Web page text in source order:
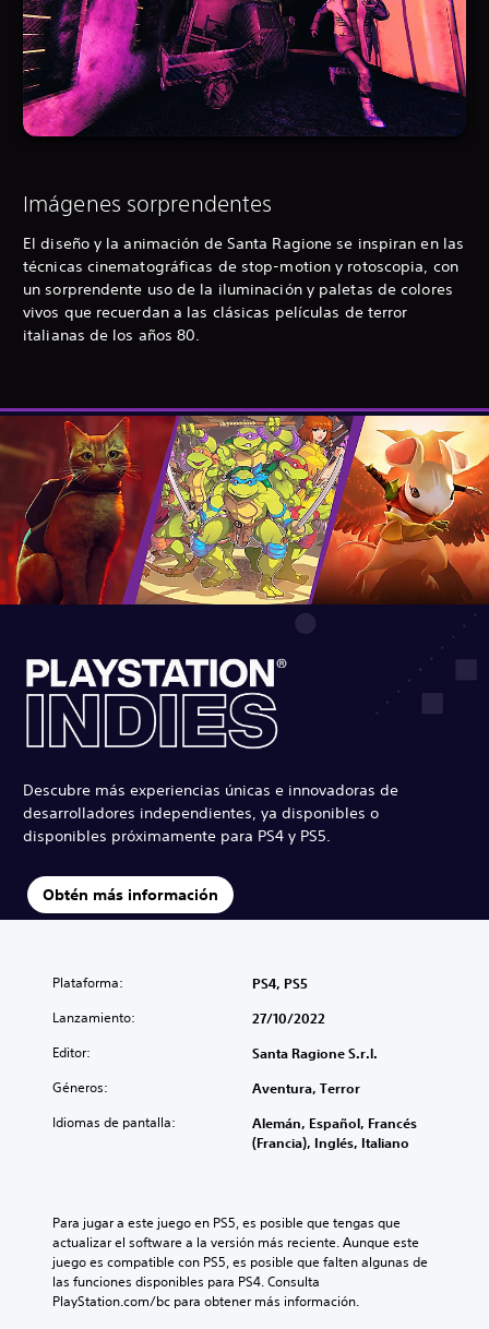
Imágenes sorprendentes
El diseño y la animación de Santa Ragione se inspiran en las
técnicas cinematográficas de stop-motion y rotoscopia, con
un sorprendente uso de la iluminación y paletas de colores
vivos que recuerdan a las clásicas películas de terror
italianas de los años 80.
Descubre más experiencias únicas e innovadoras de
desarrolladores independientes, ya disponibles o
disponibles próximamente para PS4 y PS5.
Obtén más información
Plataforma: PS4, PS5
Lanzamiento: 27/10/2022
Editor: Santa Ragione S.r.l.
Géneros: Aventura, Terror
Idiomas de pantalla:
Alemán, Español, Francés
(Francia), Inglés, Italiano
Para jugar a este juego en PS5, es posible que tengas que
actualizar el software a la versión más reciente. Aunque este
juego es compatible con PS5, es posible que falten algunas de
las funciones disponibles para PS4. Consulta
PlayStation.com/bc para obtener más información.